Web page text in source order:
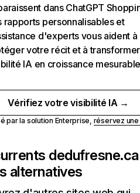
dans ChatGPT
rapports personnalisables et
d'experts vous aident à
votre récit et à
IA en croissance
Vérifiez votre visibilité IA →
par la solution Enterprise, réservez
dedufresne.ca
alternatives